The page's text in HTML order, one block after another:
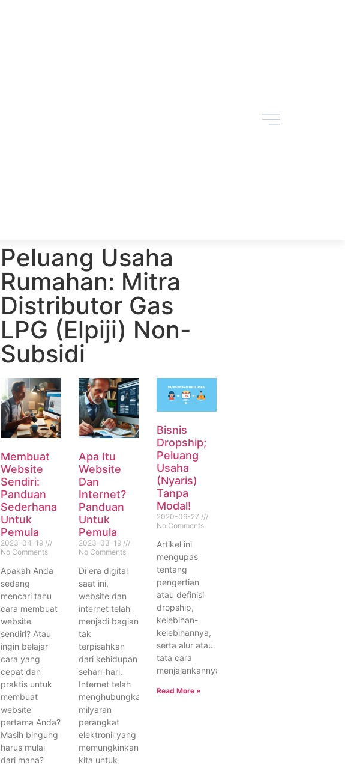
Peluang Usaha
Rumahan: Mitra
Distributor Gas
LPG (Elpiji) Non-
Subsidi
Membuat
Website
Sendiri:
Panduan
Sederhana
Untuk
Pemula
2023-04-19
No Comments
Apakah Anda
sedang
mencari tahu
cara membuat
website
sendiri? Atau
ingin belajar
cara yang
cepat dan
praktis untuk
membuat
website
pertama Anda?
Masih bingung
harus mulai
dari mana?
Apa Itu
Website
Dan
Internet?
Panduan
Untuk
Pemula
2023-03-19
No Comments
Di era digital
saat ini,
website dan
internet telah
menjadi bagian
tak
terpisahkan
dari kehidupan
sehari-hari.
Internet telah
menghubungkan
milyaran
perangkat
elektronil yang
memungkinkan
kita untuk
Bisnis
Dropship;
Peluang
Usaha
(Nyaris)
Tanpa
Modal!
2020-06-27
No Comments
Artikel ini
mengupas
tentang
pengertian
atau definisi
dropship,
kelebihan-
kelebihannya,
serta alur atau
tata cara
menjalankannya.
Read More »